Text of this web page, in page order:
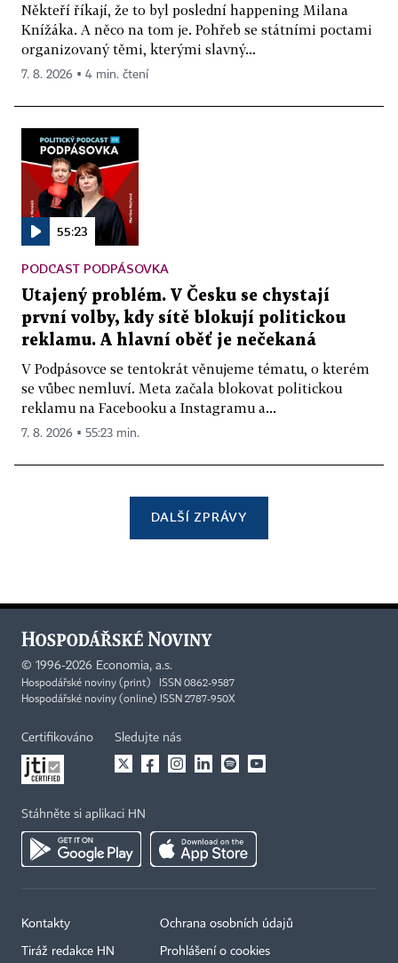
Někteří říkají, že to byl poslední happening Milana
Knížáka. A něco na tom je. Pohřeb se státními poctami
organizovaný těmi, kterými slavný...
7. 8. 2026 ▪ 4 min. čtení
55:23
PODCAST PODPÁSOVKA
Utajený problém. V Česku se chystají
první volby, kdy sítě blokují politickou
reklamu. A hlavní oběť je nečekaná
V Podpásovce se tentokrát věnujeme tématu, o kterém
se vůbec nemluví. Meta začala blokovat politickou
reklamu na Facebooku a Instagramu a...
7. 8. 2026 ▪ 55:23 min.
DALŠÍ ZPRÁVY
© 1996-2026 Economia, a.s.
Hospodářské noviny (print) ISSN 0862-9587
Hospodářské noviny (online) ISSN 2787-950X
Certifikováno Sledujte nás
Stáhněte si aplikaci HN
Kontakty
Tiráž redakce HN
Ochrana osobních údajů
Prohlášení o cookies